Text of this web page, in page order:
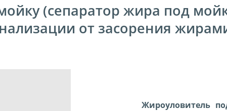
(сепаратор жира под
от засорения
Жироуловитель